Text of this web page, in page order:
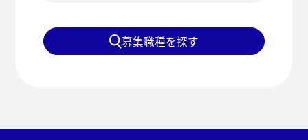
募集職種を探す